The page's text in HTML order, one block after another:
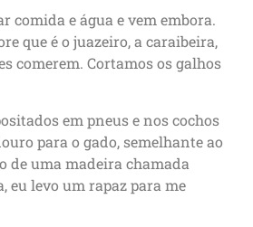
comida e água e vem embora.
que é o juazeiro, a caraibeira,
comerem. Cortamos os galhos
em pneus e nos cochos
para o gado, semelhante ao
de uma madeira chamada
eu levo um rapaz para me